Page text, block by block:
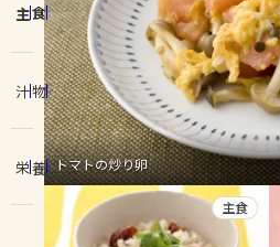
ホーム
コンテンツ
レシピ
トーク
きゅうり なす トマト
ピーマン
みょうが
主食
汁物
栄養 トマトの炒り卵
主食